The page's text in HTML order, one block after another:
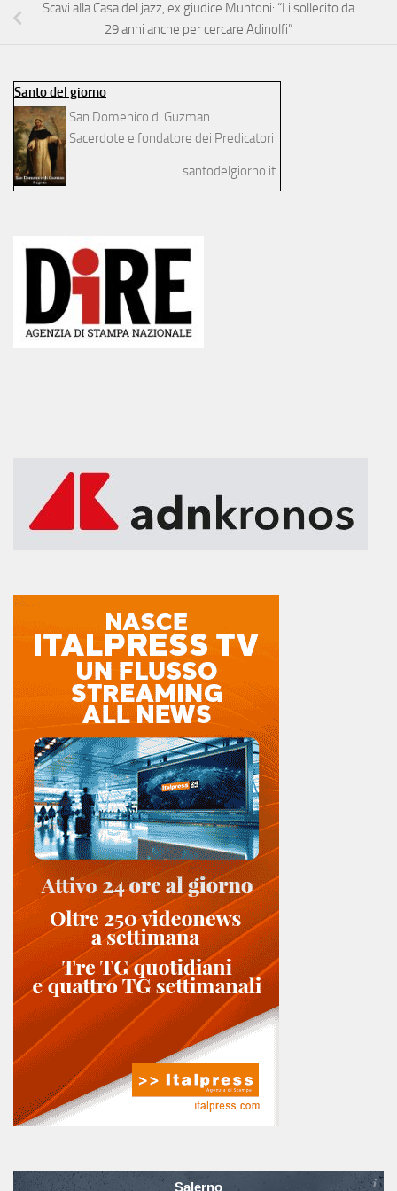
Scavi alla Casa del jazz, ex giudice Muntoni: “Li sollecito da
29 anni anche per cercare Adinolfi”
Santo del giorno
San Domenico di Guzman
Sacerdote e fondatore dei Predicatori
santodelgiorno.it
Salerno